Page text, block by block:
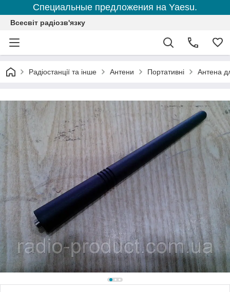
Специальные предложения на Yaesu.
Всесвіт радіозв'язку
Радіостанції та інше Антени Портативні Антена